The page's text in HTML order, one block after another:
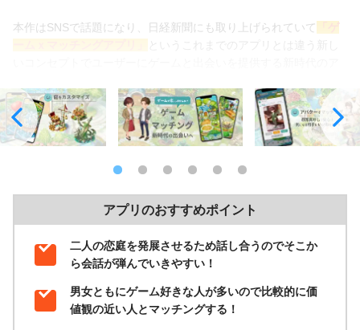
本作はSNSで話題になり、日経新聞にも取り上げられていて
というこれまでのアプリとは違う新し
ベースとなるゲーム部分はお手軽かつほのぼのと遊べる要素が満
載！
ていき、自分好みの庭へカスタマイズしていきます。
ァッションを楽しむこともできる。
また毎週ファッションコンテストも開催されていて、上位入賞す
るとアイテムが貰えたりも！
といいねを押し合い、マッチングして二人だけの「恋庭」を作っ
ていける
というコンテンツ！
アプリのおすすめポイント
二人の恋庭を発展させるため話し合うのでそこか
ら会話が弾んでいきやすい！
男女ともにゲーム好きな人が多いので比較的に価
値観の近い人とマッチングする！